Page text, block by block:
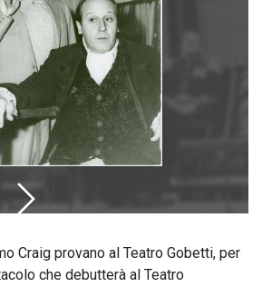
Craig provano al Teatro Gobetti, per
che debutterà al Teatro